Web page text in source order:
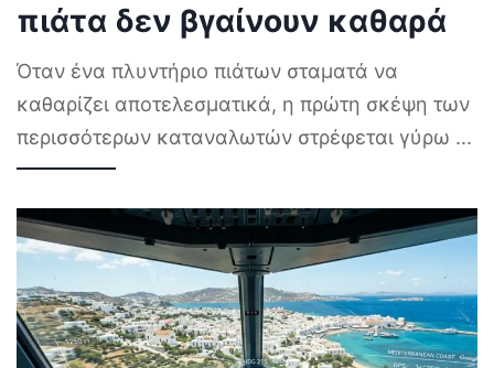
πιάτα δεν βγαίνουν καθαρά
Όταν ένα πλυντήριο πιάτων σταματά να
καθαρίζει αποτελεσματικά, η πρώτη σκέψη των
περισσότερων καταναλωτών στρέφεται γύρω ...